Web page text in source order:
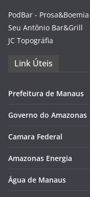
PodBar - Prosa&Boemia
Seu Antônio Bar&Grill
JC Topográfia
Link Úteis
Prefeitura de Manaus
Governo do Amazonas
Camara Federal
Amazonas Energia
Água de Manaus